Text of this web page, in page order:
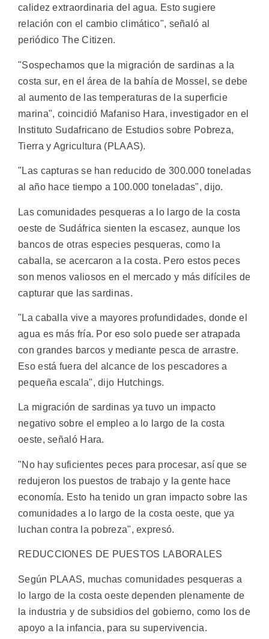
calidez extraordinaria del agua. Esto sugiere
relación con el cambio climático", señaló al
periódico The Citizen.
"Sospechamos que la migración de sardinas a la
costa sur, en el área de la bahía de Mossel, se debe
al aumento de las temperaturas de la superficie
marina", coincidió Mafaniso Hara, investigador en el
Instituto Sudafricano de Estudios sobre Pobreza,
Tierra y Agricultura (PLAAS).
"Las capturas se han reducido de 300.000 toneladas
al año hace tiempo a 100.000 toneladas", dijo.
Las comunidades pesqueras a lo largo de la costa
oeste de Sudáfrica sienten la escasez, aunque los
bancos de otras especies pesqueras, como la
caballa, se acercaron a la costa. Pero estos peces
son menos valiosos en el mercado y más difíciles de
capturar que las sardinas.
"La caballa vive a mayores profundidades, donde el
agua es más fría. Por eso solo puede ser atrapada
con grandes barcos y mediante pesca de arrastre.
Eso está fuera del alcance de los pescadores a
pequeña escala", dijo Hutchings.
La migración de sardinas ya tuvo un impacto
negativo sobre el empleo a lo largo de la costa
oeste, señaló Hara.
"No hay suficientes peces para procesar, así que se
redujeron los puestos de trabajo y la gente hace
economía. Esto ha tenido un gran impacto sobre las
comunidades a lo largo de la costa oeste, que ya
luchan contra la pobreza", expresó.
REDUCCIONES DE PUESTOS LABORALES
Según PLAAS, muchas comunidades pesqueras a
lo largo de la costa oeste dependen plenamente de
la industria y de subsidios del gobierno, como los de
apoyo a la infancia, para su supervivencia.